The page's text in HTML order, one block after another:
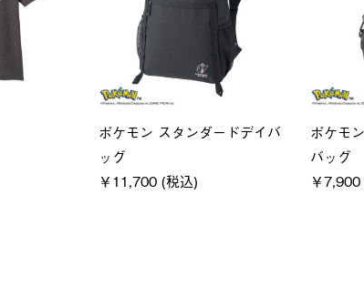
LOGOS by LIPNER リゲイン
テック ボディリカバリーショ
ーツ #35504
SACK
￥